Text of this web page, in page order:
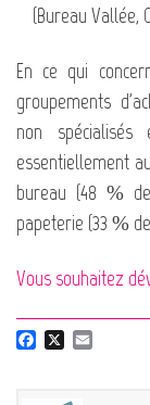
(Bureau Vallée,
En ce qui
groupements
non
essentiellement
bureau (48 %
papeterie (33 %
Vous souhaitez